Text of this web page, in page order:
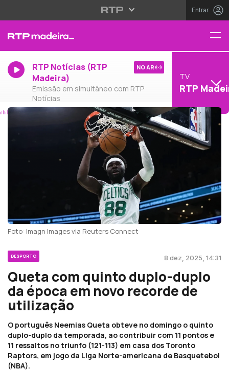
Entrar
RTP Notícias (RTP
Madeira)
Emissão em simultâneo com RTP
Notícias
NO AR
TV
RTP
Foto: Imagn Images via Reuters Connect
DESPORTO 8 dez, 2025, 14:31
Queta com quinto duplo-duplo
da época em novo recorde de
utilização
O português Neemias Queta obteve no domingo o quinto
duplo-duplo da temporada, ao contribuir com 11 pontos e
11 ressaltos no triunfo (121-113) em casa dos Toronto
Raptors, em jogo da Liga Norte-americana de Basquetebol
(NBA).